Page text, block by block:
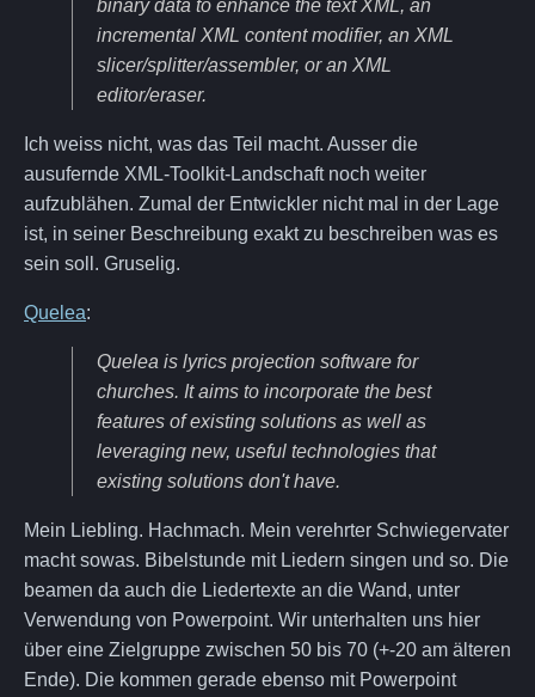
binary data to enhance the text XML, an
incremental XML content modifier, an XML
slicer/splitter/assembler, or an XML
editor/eraser.
Ich weiss nicht, was das Teil macht. Ausser die
ausufernde XML-Toolkit-Landschaft noch weiter
aufzublähen. Zumal der Entwickler nicht mal in der Lage
ist, in seiner Beschreibung exakt zu beschreiben was es
sein soll. Gruselig.
Quelea:
Quelea is lyrics projection software for
churches. It aims to incorporate the best
features of existing solutions as well as
leveraging new, useful technologies that
existing solutions don't have.
Mein Liebling. Hachmach. Mein verehrter Schwiegervater
macht sowas. Bibelstunde mit Liedern singen und so. Die
beamen da auch die Liedertexte an die Wand, unter
Verwendung von Powerpoint. Wir unterhalten uns hier
über eine Zielgruppe zwischen 50 bis 70 (+-20 am älteren
Ende). Die kommen gerade ebenso mit Powerpoint